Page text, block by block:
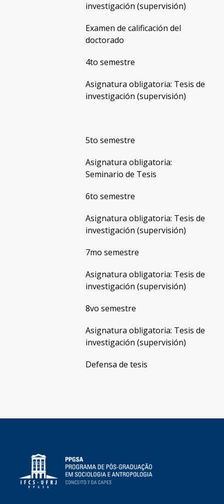
investigación (supervisión)
Examen de calificación del
doctorado
4to semestre
Asignatura obligatoria: Tesis de
investigación (supervisión)
5to semestre
Asignatura obligatoria:
Seminario de Tesis
6to semestre
Asignatura obligatoria: Tesis de
investigación (supervisión)
7mo semestre
Asignatura obligatoria: Tesis de
investigación (supervisión)
8vo semestre
Asignatura obligatoria: Tesis de
investigación (supervisión)
Defensa de tesis